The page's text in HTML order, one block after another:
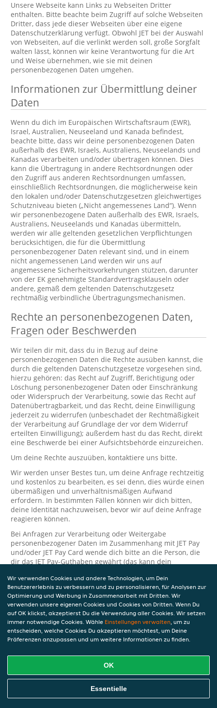
Unsere Webseite kann Links zu Webseiten Dritter
enthalten. Bitte beachte beim Zugriff auf solche Webseiten
Dritter, dass jede dieser Webseiten über eine eigene
Datenschutzerklärung verfügt. Obwohl JET bei der Auswahl
von Webseiten, auf die verlinkt werden soll, große Sorgfalt
walten lässt, können wir keine Verantwortung für die Art
und Weise übernehmen, wie sie mit deinen
personenbezogenen Daten umgehen.
Informationen zur Übermittlung deiner
Daten
Wenn du dich im Europäischen Wirtschaftsraum (EWR),
Israel, Australien, Neuseeland und Kanada befindest,
beachte bitte, dass wir deine personenbezogenen Daten
außerhalb des EWR, Israels, Australiens, Neuseelands und
Kanadas verarbeiten und/oder übertragen können. Dies
kann die Übertragung in andere Rechtsordnungen oder
den Zugriff aus anderen Rechtsordnungen umfassen,
einschließlich Rechtsordnungen, die möglicherweise kein
den lokalen und/oder Datenschutzgesetzen gleichwertiges
Schutzniveau bieten („Nicht angemessenes Land“). Wenn
wir personenbezogene Daten außerhalb des EWR, Israels,
Australiens, Neuseelands und Kanadas übermitteln,
werden wir alle geltenden gesetzlichen Verpflichtungen
berücksichtigen, die für die Übermittlung
personenbezogener Daten relevant sind, und in einem
nicht angemessenen Land werden wir uns auf
angemessene Sicherheitsvorkehrungen stützen, darunter
von der EK genehmigte Standardvertragsklauseln oder
andere, gemäß dem geltenden Datenschutzgesetz
rechtmäßig verbindliche Übertragungsmechanismen.
Rechte an personenbezogenen Daten,
Fragen oder Beschwerden
Wir teilen dir mit, dass du in Bezug auf deine
personenbezogenen Daten die Rechte ausüben kannst, die
durch die geltenden Datenschutzgesetze vorgesehen sind,
hierzu gehören: das Recht auf Zugriff, Berichtigung oder
Löschung personenbezogener Daten oder Einschränkung
oder Widerspruch der Verarbeitung, sowie das Recht auf
Datenübertragbarkeit, und das Recht, deine Einwilligung
jederzeit zu widerrufen (unbeschadet der Rechtmäßigkeit
der Verarbeitung auf Grundlage der vor dem Widerruf
erteilten Einwilligung); außerdem hast du das Recht, direkt
eine Beschwerde bei einer Aufsichtsbehörde einzureichen.
Um deine Rechte auszuüben, kontaktiere uns bitte.
Wir werden unser Bestes tun, um deine Anfrage rechtzeitig
und kostenlos zu bearbeiten, es sei denn, dies würde einen
übermäßigen und unverhältnismäßigen Aufwand
erfordern. In bestimmten Fällen können wir dich bitten,
deine Identität nachzuweisen, bevor wir auf deine Anfrage
reagieren können.
Bei Anfragen zur Verarbeitung oder Weitergabe
personenbezogener Daten im Zusammenhang mit JET Pay
und/oder JET Pay Card wende dich bitte an die Person, die
dir das JET Pay-Guthaben gewährt (das kann dein
erforderlich, da JET und die Person, die dir das Guthaben
gewährt, eine separate Verantwortung für die Verarbeitung
und den Schutz deiner personenbezogenen Daten haben.
Solltest du weitere Fragen oder Beschwerden in Bezug auf
die Verarbeitung deiner personenbezogenen Daten haben,
kontaktieren wir dich gerne. Wir würden uns auch über
Tipps oder Vorschläge zur Verbesserung unserer Erklärung
JET nimmt den Schutz personenbezogener Daten sehr ernst
und daher ergreifen wir angemessene Maßnahmen, um
Wir verwenden Cookies und andere Technologien, um Dein
Benutzererlebnis zu verbessern und zu personalisieren, für Analysen zur
Optimierung und Werbung in Zusammenarbeit mit Dritten. Wir
verwenden unsere eigenen Cookies und Cookies von Dritten. Wenn Du
auf OK klickst, akzeptierst Du die Verwendung aller Cookies. Wir setzen
immer notwendige Cookies. Wähle Einstellungen verwalten, um zu
entscheiden, welche Cookies Du akzeptieren möchtest, um Deine
Präferenzen anzupassen und um weitere Informationen zu finden.
OK
Essentielle